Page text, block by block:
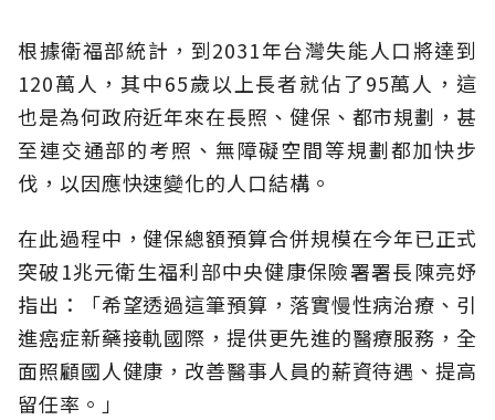
根據衛福部統計，到2031年台灣失能人口將達到
120萬人，其中65歲以上長者就佔了95萬人，這
也是為何政府近年來在長照、健保、都市規劃，甚
至連交通部的考照、無障礙空間等規劃都加快步
伐，以因應快速變化的人口結構。
在此過程中，健保總額預算合併規模在今年已正式
突破1兆元衛生福利部中央健康保險署署長陳亮妤
指出：「希望透過這筆預算，落實慢性病治療、引
進癌症新藥接軌國際，提供更先進的醫療服務，全
面照顧國人健康，改善醫事人員的薪資待遇、提高
留任率。」